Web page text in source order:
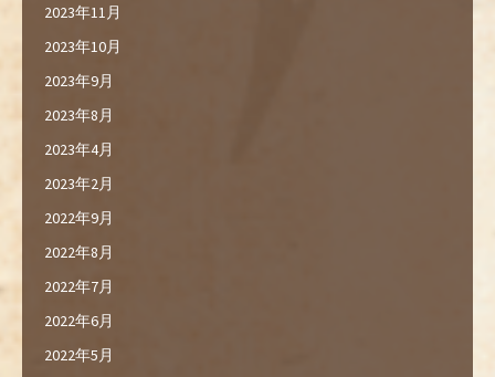
2023年11月
2023年10月
2023年9月
2023年8月
2023年4月
2023年2月
2022年9月
2022年8月
2022年7月
2022年6月
2022年5月